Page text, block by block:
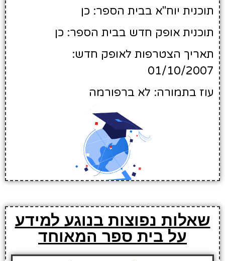
תוכנית יוח"א בבית הספר: כן
תוכנית אופק חדש בבית הספר: כן
תאריך הצטרפות לאופק חדש:
01/10/2007
עוז בתמורה: לא ברפורמה
שאלות נפוצות בנוגע למידע
על בית ספר המאוחד